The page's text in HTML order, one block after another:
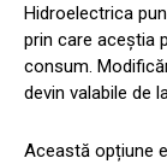
Hidroelectrica
prin care aceștia
consum.
devin valabile de
Această opțiune